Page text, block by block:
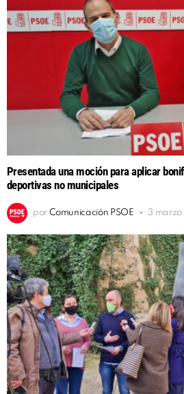
Presentada una moción para aplicar
deportivas no municipales
por Comunicación PSOE 3 marzo